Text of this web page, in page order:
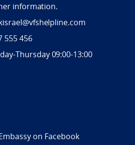
information.
555 456
Thursday 09:00-13:00
on Facebook